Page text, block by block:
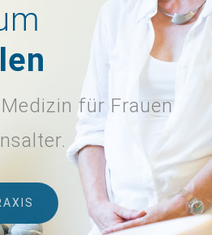
für Frauen